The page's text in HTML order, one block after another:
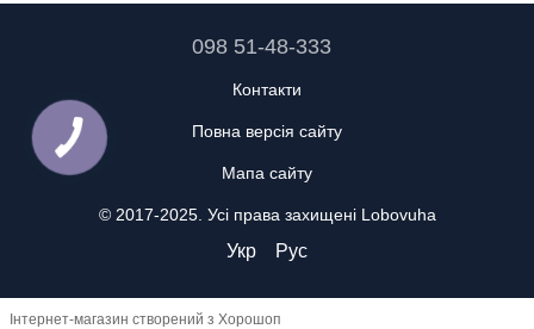
098 51-48-333
Контакти
Повна версія сайту
Мапа сайту
© 2017-2025. Усі права захищені Lobovuha
Укр Рус
Інтернет-магазин створений з Хорошоп